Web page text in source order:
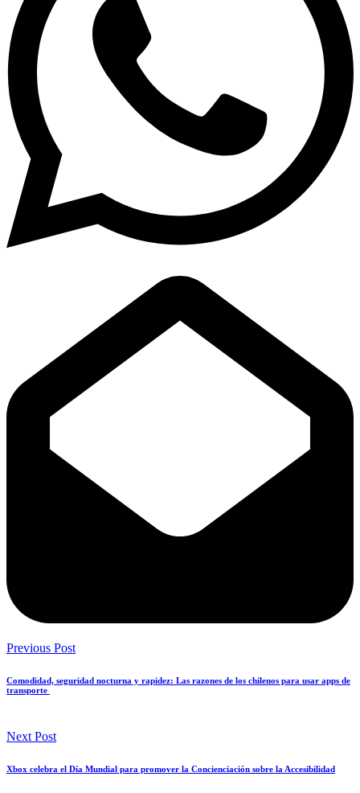
Previous Post
Comodidad, seguridad nocturna y rapidez: Las razones de los chilenos para usar apps de
transporte
Next Post
Xbox celebra el Día Mundial para promover la Concienciación sobre la Accesibilidad